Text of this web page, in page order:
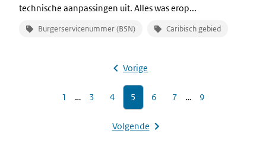
technische aanpassingen uit. Alles was erop...
Burgerservicenummer (BSN) Caribisch gebied
Vorige
1 … 3 4 5 6 7 … 9
Volgende